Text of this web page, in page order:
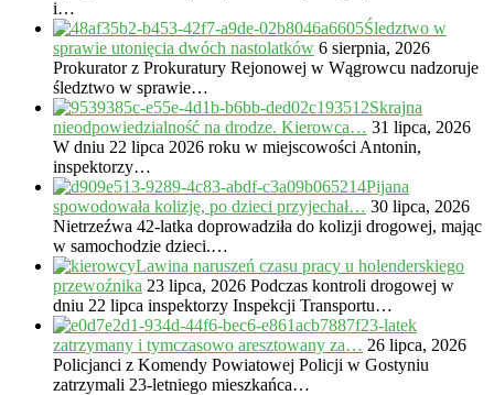
i…
Śledztwo w
sprawie utonięcia dwóch nastolatków 6 sierpnia, 2026
Prokurator z Prokuratury Rejonowej w Wągrowcu nadzoruje
śledztwo w sprawie…
Skrajna
nieodpowiedzialność na drodze. Kierowca… 31 lipca, 2026
W dniu 22 lipca 2026 roku w miejscowości Antonin,
inspektorzy…
Pijana
spowodowała kolizję, po dzieci przyjechał… 30 lipca, 2026
Nietrzeźwa 42-latka doprowadziła do kolizji drogowej, mając
w samochodzie dzieci.…
Lawina naruszeń czasu pracy u holenderskiego
przewoźnika 23 lipca, 2026 Podczas kontroli drogowej w
dniu 22 lipca inspektorzy Inspekcji Transportu…
23-latek
zatrzymany i tymczasowo aresztowany za… 26 lipca, 2026
Policjanci z Komendy Powiatowej Policji w Gostyniu
zatrzymali 23-letniego mieszkańca…